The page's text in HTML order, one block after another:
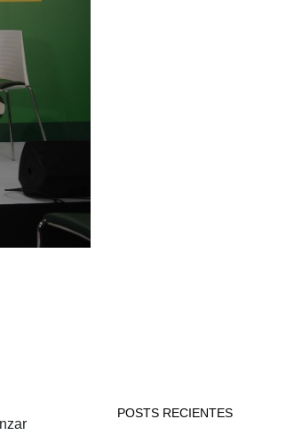
POSTS RECIENTES